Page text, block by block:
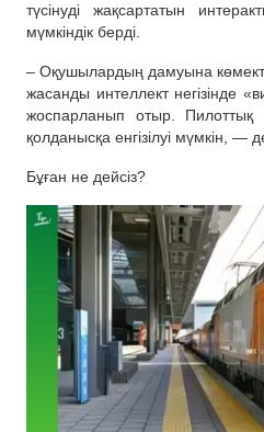
түсінуді жақсартатын
мүмкіндік берді.
– Оқушылардың дамуына
жасанды интеллект негізінде
жоспарланып отыр. Пилоттық
қолданысқа енгізілуі мүмкін, —
Бұған не дейсіз?